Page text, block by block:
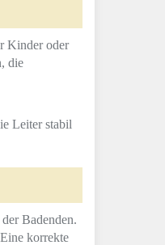
Kinder oder
die
Leiter stabil
Badenden.
korrekte